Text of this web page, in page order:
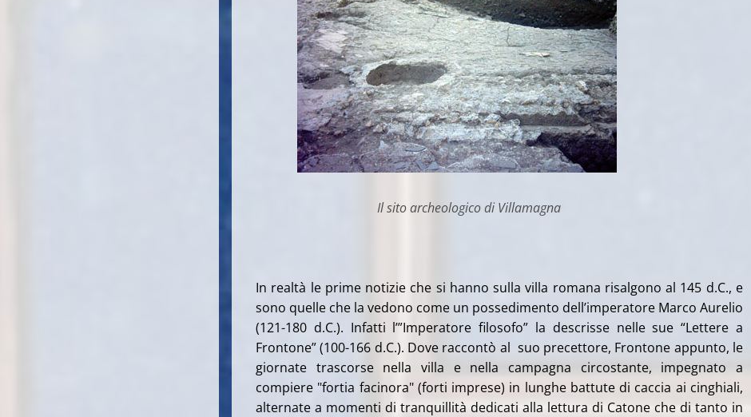
Il sito archeologico di Villamagna
In realtà le prime notizie che si hanno sulla villa romana risalgono al 145 d.C., e
sono quelle che la vedono come un possedimento dell’imperatore Marco Aurelio
(121-180 d.C.). Infatti l’”Imperatore filosofo” la descrisse nelle sue “Lettere a
Frontone” (100-166 d.C.). Dove raccontò al suo precettore, Frontone appunto, le
giornate trascorse nella villa e nella campagna circostante, impegnato a
compiere "fortia facinora" (forti imprese) in lunghe battute di caccia ai cinghiali,
alternate a momenti di tranquillità dedicati alla lettura di Catone che di tanto in